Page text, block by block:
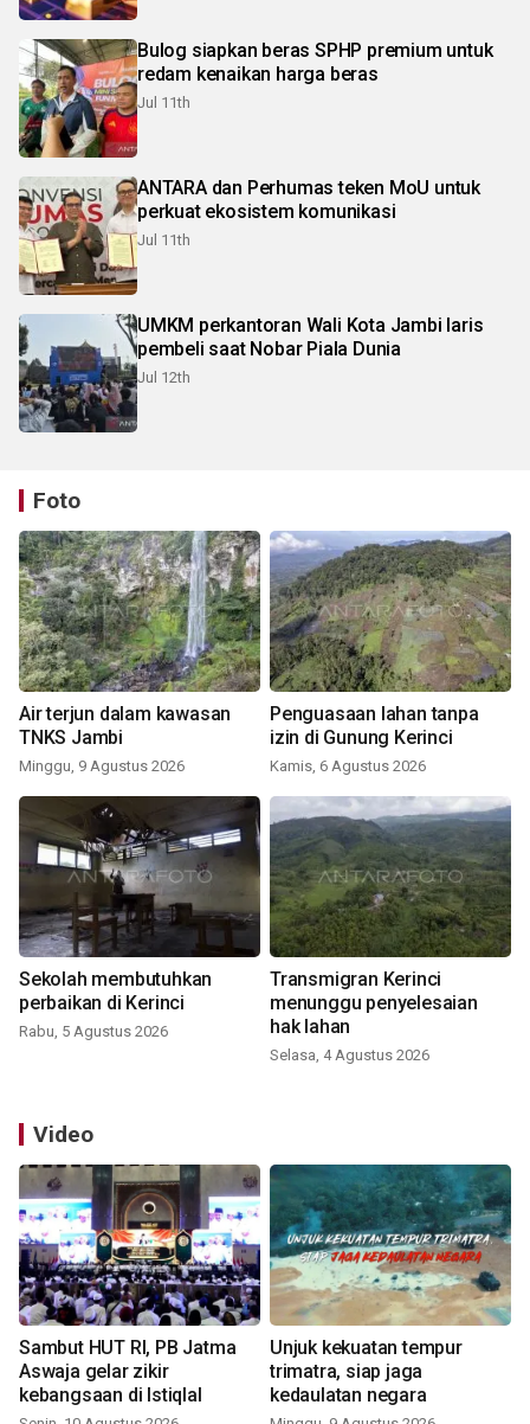
Bulog siapkan beras SPHP premium untuk
redam kenaikan harga beras
Jul 11th
ANTARA dan Perhumas teken MoU untuk
perkuat ekosistem komunikasi
Jul 11th
UMKM perkantoran Wali Kota Jambi laris
pembeli saat Nobar Piala Dunia
Jul 12th
Foto
Air terjun dalam kawasan
TNKS Jambi
Minggu, 9 Agustus 2026
Penguasaan lahan tanpa
izin di Gunung Kerinci
Kamis, 6 Agustus 2026
Sekolah membutuhkan
perbaikan di Kerinci
Rabu, 5 Agustus 2026
Transmigran Kerinci
menunggu penyelesaian
hak lahan
Selasa, 4 Agustus 2026
Video
Sambut HUT RI, PB Jatma
Aswaja gelar zikir
kebangsaan di Istiqlal
Unjuk kekuatan tempur
trimatra, siap jaga
kedaulatan negara